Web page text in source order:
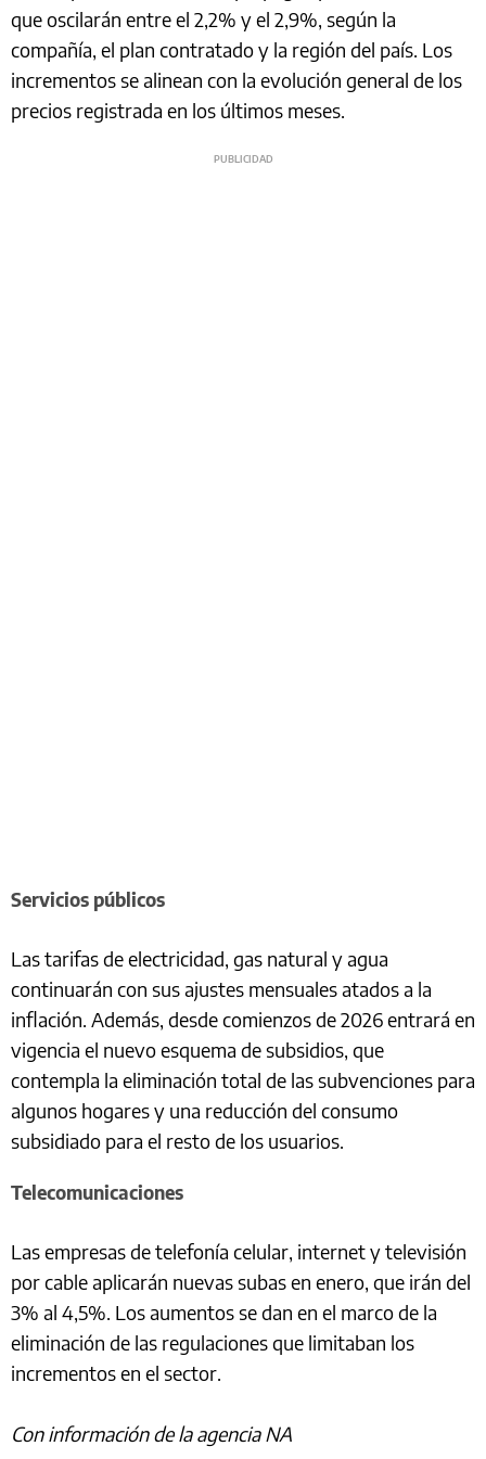
que oscilarán entre el 2,2% y el 2,9%, según la
compañía, el plan contratado y la región del país. Los
incrementos se alinean con la evolución general de los
precios registrada en los últimos meses.
Servicios públicos
Las tarifas de electricidad, gas natural y agua
continuarán con sus ajustes mensuales atados a la
inflación. Además, desde comienzos de 2026 entrará en
vigencia el nuevo esquema de subsidios, que
contempla la eliminación total de las subvenciones para
algunos hogares y una reducción del consumo
subsidiado para el resto de los usuarios.
Telecomunicaciones
Las empresas de telefonía celular, internet y televisión
por cable aplicarán nuevas subas en enero, que irán del
3% al 4,5%. Los aumentos se dan en el marco de la
eliminación de las regulaciones que limitaban los
incrementos en el sector.
Con información de la agencia NA